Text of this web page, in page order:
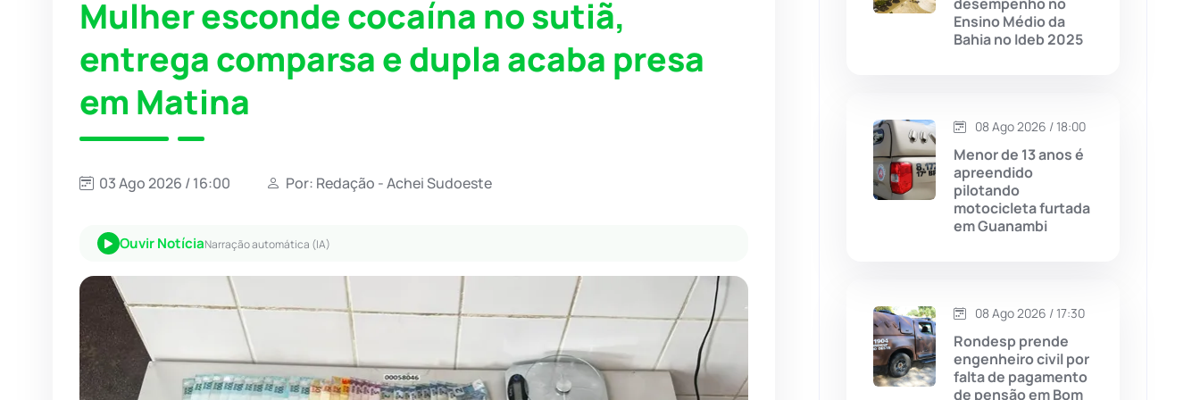
Mulher esconde cocaína no sutiã,
entrega comparsa e dupla acaba presa
em Matina
03 Ago 2026 / 16:00 Por: Redação - Achei Sudoeste
Ouvir NotíciaNarração automática (IA)
Chapada Diamantina
Contendas do Sincorá (79)
Cordeiros
(391)
Educação (232)
Érico Cardoso (82)
Ensino Médio da
Bahia no Ideb 2025
08 Ago 2026 / 18:00
Menor de 13 anos é
apreendido
pilotando
motocicleta furtada
em Guanambi
08 Ago 2026 / 17:30
Rondesp prende
engenheiro civil por
falta de pagamento
de pensão em Bom